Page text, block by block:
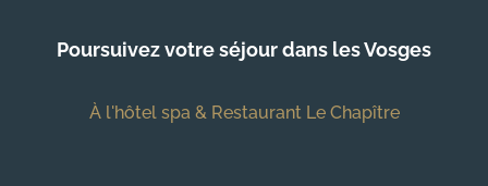
Poursuivez votre séjour dans les Vosges
À l'hôtel spa & Restaurant Le Chapître